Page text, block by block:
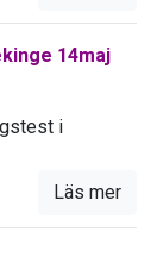
14maj
i
Läs mer